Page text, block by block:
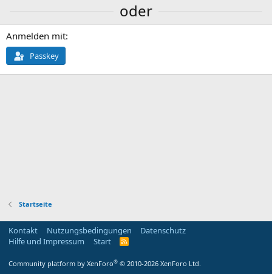
oder
Anmelden mit
Passkey
Startseite
Kontakt Nutzungsbedingungen
Datenschutz
Hilfe und Impressum
Start
R
Community platform by XenForo® © 2010-2026 XenForo Ltd.